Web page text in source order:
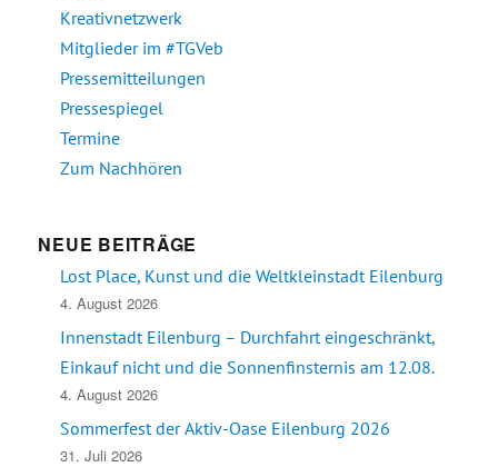
Kreativnetzwerk
Mitglieder im #TGVeb
Pressemitteilungen
Pressespiegel
Termine
Zum Nachhören
NEUE BEITRÄGE
Lost Place, Kunst und die Weltkleinstadt Eilenburg
4. August 2026
Innenstadt Eilenburg – Durchfahrt eingeschränkt,
Einkauf nicht und die Sonnenfinsternis am 12.08.
4. August 2026
Sommerfest der Aktiv-Oase Eilenburg 2026
31. Juli 2026